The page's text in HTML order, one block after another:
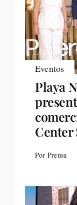
Eventos
Playa
Center
Por Prensa